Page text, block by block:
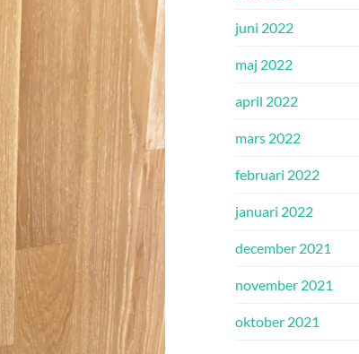
juni 2022
maj 2022
april 2022
mars 2022
februari 2022
januari 2022
december 2021
november 2021
oktober 2021